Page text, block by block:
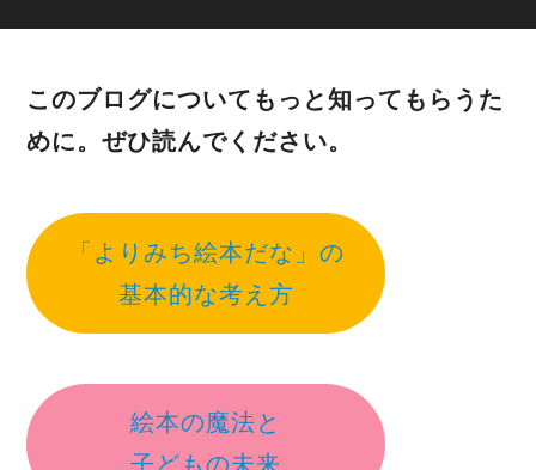
このブログについてもっと知ってもらうた
めに。ぜひ読んでください。
「よりみち絵本だな」の
基本的な考え方
絵本の魔法と